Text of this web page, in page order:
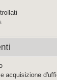
acquisizione